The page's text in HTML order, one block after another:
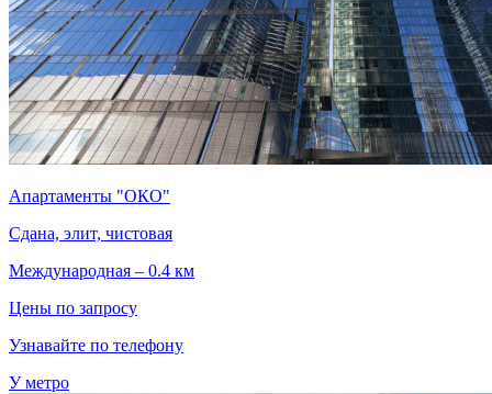
Апартаменты "ОКО"
Сдана, элит, чистовая
Международная – 0.4 км
Цены по запросу
Узнавайте по телефону
У метро